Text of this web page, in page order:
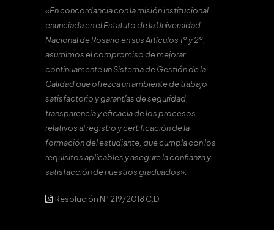
«En concordancia con la misión institucional
enunciada en el Estatuto de la Universidad
Nacional de Rosario en sus Artículos 1º y 2º,
asumimos el compromiso de mejorar
continuamente un Sistema de Gestión de la
Calidad que ofrezca un ambiente de trabajo
satisfactorio y garantías de seguridad,
transparencia y eficacia de los procesos
relativos al registro y certificación de la
formación del estudiante, que cumpla con los
requisitos aplicables y asegure la confianza y
satisfacción de nuestros graduados».
Resolución N° 219/2018 C.D.